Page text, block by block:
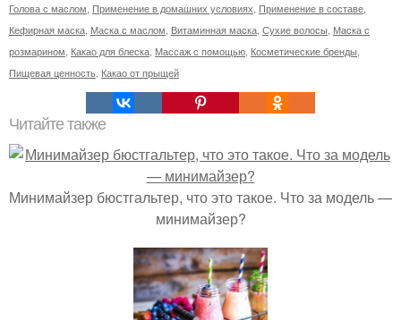
Голова с маслом Применение в домашних условиях Применение в составе
Кефирная маска Маска с маслом Витаминная маска Сухие волосы Маска с
розмарином Какао для блеска Массаж с помощью Косметические бренды
Пищевая ценность Какао от прыщей
Читайте также
Минимайзер бюстгальтер, что это такое. Что за модель —
минимайзер?